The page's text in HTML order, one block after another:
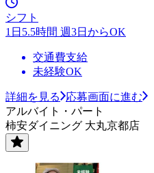
シフト
1日5.5時間 週3日からOK
交通費支給
未経験OK
詳細を見る
応募画面に進む
アルバイト・パート
柿安ダイニング 大丸京都店